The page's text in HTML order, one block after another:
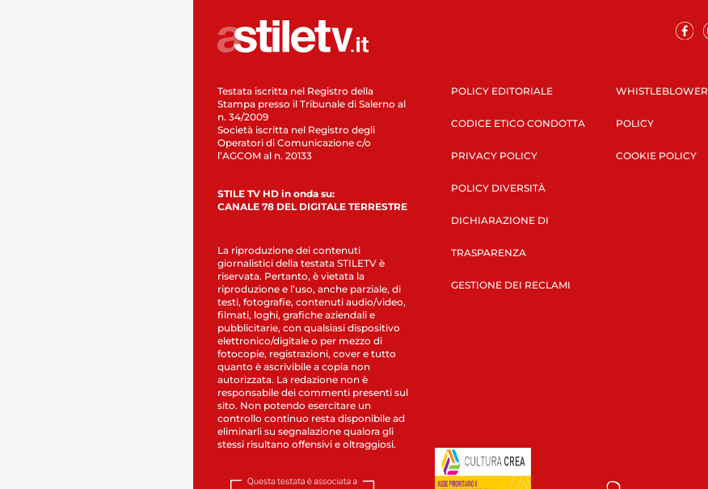
Testata iscritta nel Registro della
Stampa presso il Tribunale di Salerno al
n. 34/2009
Società iscritta nel Registro degli
Operatori di Comunicazione c/o
l’AGCOM al n. 20133
STILE TV HD in onda su:
CANALE 78 DEL DIGITALE TERRESTRE
La riproduzione dei contenuti
giornalistici della testata STILETV è
riservata. Pertanto, è vietata la
riproduzione e l’uso, anche parziale, di
testi, fotografie, contenuti audio/video,
filmati, loghi, grafiche aziendali e
pubblicitarie, con qualsiasi dispositivo
elettronico/digitale o per mezzo di
fotocopie, registrazioni, cover e tutto
quanto è ascrivibile a copia non
autorizzata. La redazione non è
responsabile dei commenti presenti sul
sito. Non potendo esercitare un
controllo continuo resta disponibile ad
eliminarli su segnalazione qualora gli
stessi risultano offensivi e oltraggiosi.
POLICY EDITORIALE
CODICE ETICO CONDOTTA
PRIVACY POLICY
POLICY DIVERSITÀ
DICHIARAZIONE DI
TRASPARENZA
GESTIONE DEI RECLAMI
WHISTLEBLOWER
POLICY
COOKIE POLICY